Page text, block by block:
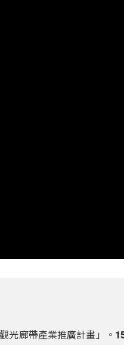
光廊帶產業推廣計畫」。